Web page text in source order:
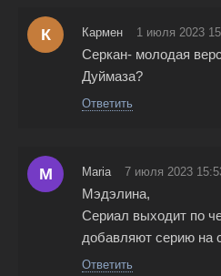
К Кармен 1 июля 2023
Серкан- молодая
Дуймаза?
Ответить
M Maria 7 июля 2023
Мэдэлина,
Сериал выходит по
добавляют серию на
Ответить